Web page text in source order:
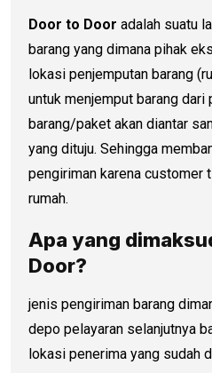
Door to Door adalah suatu
barang yang dimana pihak
lokasi penjemputan barang
untuk menjemput barang dari
barang/paket akan diantar
yang dituju. Sehingga
pengiriman karena customer
rumah.
Apa yang
Door?
jenis pengiriman barang
depo pelayaran selanjutnya
lokasi penerima yang sudah